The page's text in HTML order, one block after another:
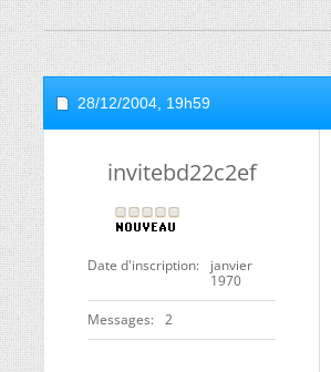
28/12/2004, 19h59
invitebd22c2ef
Date d'inscription
janvier
1970
Messages 2